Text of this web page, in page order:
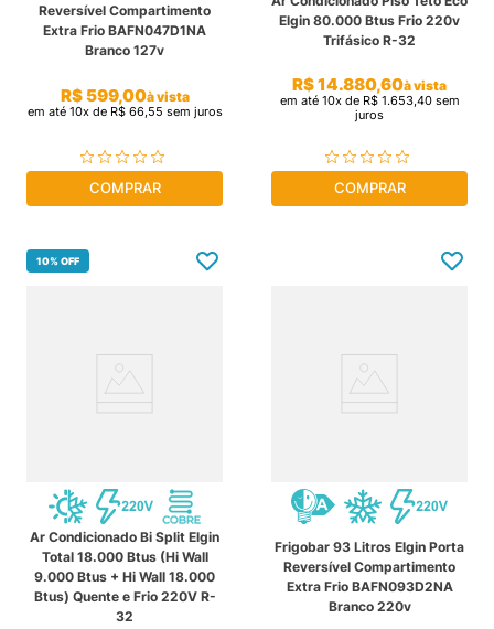
Reversível Compartimento
Extra Frio BAFN047D1NA
Branco 127v
R$ 599,00à vista
em até 10x de R$ 66,55 sem juros
COMPRAR
Elgin 80.000 Btus Frio 220v
Trifásico R-32
R$14.880,60à vista
em até 10x de R$ 1 .653,40sem
juros
COMPRAR
10%OFF
Ar Condicionado Bi Split Elgin
Total 18.000 Btus (Hi Wall
9.000 Btus + Hi Wall 18.000
Btus) Quente e Frio 220V R-
32
Frigobar 93 Litros Elgin Porta
Reversível Compartimento
Extra Frio BAFN093D2NA
Branco 220v